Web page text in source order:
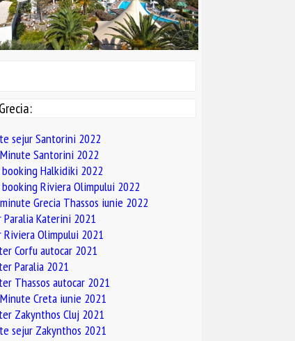
sejur Santorini 2022
Santorini 2022
booking Halkidiki 2022
booking Riviera Olimpului 2022
Grecia Thassos iunie 2022
Paralia Katerini 2021
Riviera Olimpului 2021
Corfu autocar 2021
Paralia 2021
Thassos autocar 2021
Creta iunie 2021
Zakynthos Cluj 2021
sejur Zakynthos 2021